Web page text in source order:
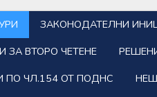
ЗАКОНОДАТЕЛНИ
ВТОРО ЧЕТЕНЕ
ЧЛ.154 ОТ ПОДНС